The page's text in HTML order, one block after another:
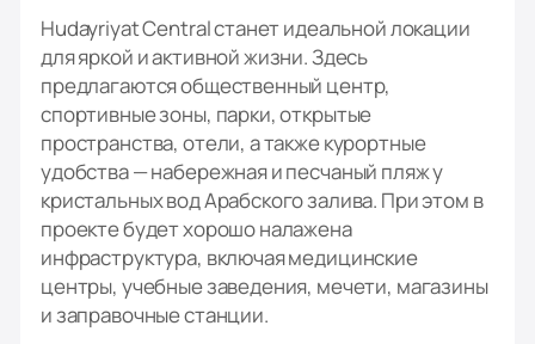
Hudayriyat Central станет идеальной локации
для яркой и активной жизни. Здесь
предлагаются общественный центр,
спортивные зоны, парки, открытые
пространства, отели, а также курортные
удобства — набережная и песчаный пляж у
кристальных вод Арабского залива. При этом в
проекте будет хорошо налажена
инфраструктура, включая медицинские
центры, учебные заведения, мечети, магазины
и заправочные станции.